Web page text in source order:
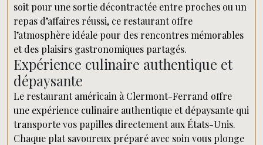
soit pour une sortie décontractée entre proches ou un
repas d’affaires réussi, ce restaurant offre
l’atmosphère idéale pour des rencontres mémorables
et des plaisirs gastronomiques partagés.
Expérience culinaire authentique et
dépaysante
Le restaurant américain à Clermont-Ferrand offre
une expérience culinaire authentique et dépaysante qui
transporte vos papilles directement aux États-Unis.
Chaque plat savoureux préparé avec soin vous plonge